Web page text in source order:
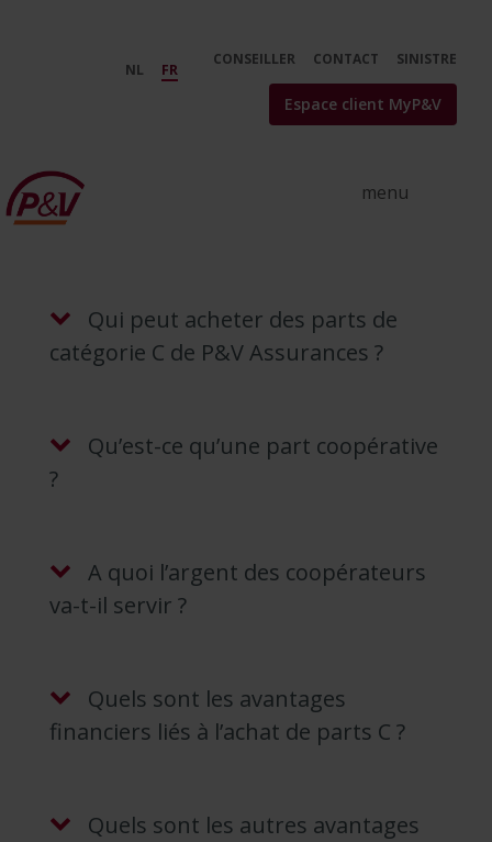
NL FR
CONSEILLER CONTACT SINISTRE
Espace client MyP&V
Qui peut acheter des parts de
catégorie C de P&V Assurances ?
Qu’est-ce qu’une part coopérative
?
A quoi l’argent des coopérateurs
va-t-il servir ?
Quels sont les avantages
financiers liés à l’achat de parts C ?
Quels sont les autres avantages